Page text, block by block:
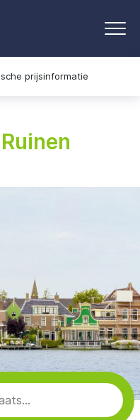
prijsinformatie